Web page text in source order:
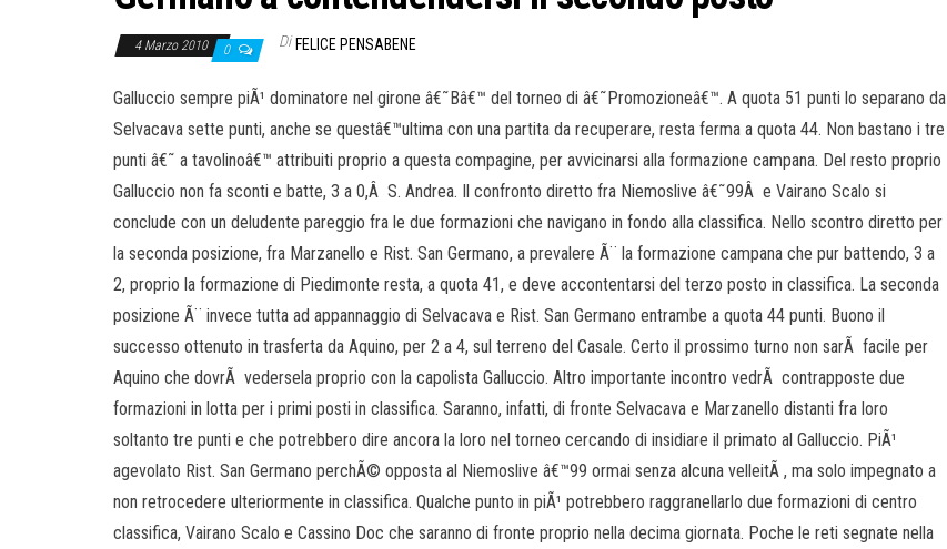
4 Marzo 2010 0 Di FELICE PENSABENE
Galluccio sempre piÃ¹ dominatore nel girone â€˜Bâ€™ del torneo di â€˜Promozioneâ€™. A quota 51 punti lo separano da
Selvacava sette punti, anche se questâ€™ultima con una partita da recuperare, resta ferma a quota 44. Non bastano i tre
punti â€˜ a tavolinoâ€™ attribuiti proprio a questa compagine, per avvicinarsi alla formazione campana. Del resto proprio
Galluccio non fa sconti e batte, 3 a 0,Â S. Andrea. Il confronto diretto fra Niemoslive â€˜99Â e Vairano Scalo si
conclude con un deludente pareggio fra le due formazioni che navigano in fondo alla classifica. Nello scontro diretto per
la seconda posizione, fra Marzanello e Rist. San Germano, a prevalere Ã¨ la formazione campana che pur battendo, 3 a
2, proprio la formazione di Piedimonte resta, a quota 41, e deve accontentarsi del terzo posto in classifica. La seconda
posizione Ã¨ invece tutta ad appannaggio di Selvacava e Rist. San Germano entrambe a quota 44 punti. Buono il
successo ottenuto in trasferta da Aquino, per 2 a 4, sul terreno del Casale. Certo il prossimo turno non sarÃ facile per
Aquino che dovrÃ vedersela proprio con la capolista Galluccio. Altro importante incontro vedrÃ contrapposte due
formazioni in lotta per i primi posti in classifica. Saranno, infatti, di fronte Selvacava e Marzanello distanti fra loro
soltanto tre punti e che potrebbero dire ancora la loro nel torneo cercando di insidiare il primato al Galluccio. PiÃ¹
agevolato Rist. San Germano perchÃ© opposta al Niemoslive â€™99 ormai senza alcuna velleitÃ , ma solo impegnato a
non retrocedere ulteriormente in classifica. Qualche punto in piÃ¹ potrebbero raggranellarlo due formazioni di centro
classifica, Vairano Scalo e Cassino Doc che saranno di fronte proprio nella decima giornata. Poche le reti segnate nella